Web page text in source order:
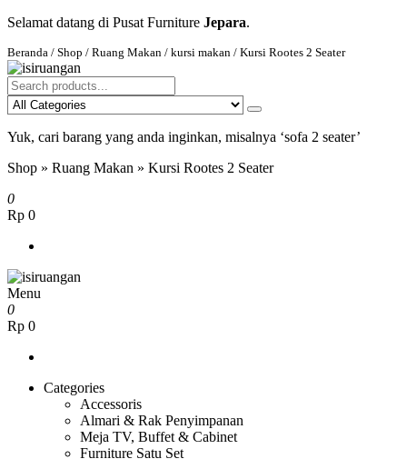
Skip
the
content
Selamat datang di Pusat Furniture Jepara.
Beranda / Shop / Ruang Makan / kursi makan / Kursi Rootes 2 Seater
isiruangan
home furniture, wood working products
Yuk, cari barang yang anda inginkan, misalnya ‘sofa 2 seater’
Shop » Ruang Makan » Kursi Rootes 2 Seater
0
Rp 0
isiruangan
home furniture, wood working products
Menu
0
Rp 0
Categories
Accessoris
Almari & Rak Penyimpanan
Meja TV, Buffet & Cabinet
Furniture Satu Set